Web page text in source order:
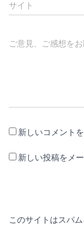
サイト
ご意見、ご感想をお
新しいコメント
新しい投稿をメ
このサイトはスパ